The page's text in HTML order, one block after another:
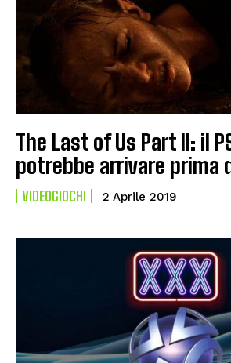
The Last of Us Part II: il
potrebbe arrivare prima
VIDEOGIOCHI 2 Aprile 2019